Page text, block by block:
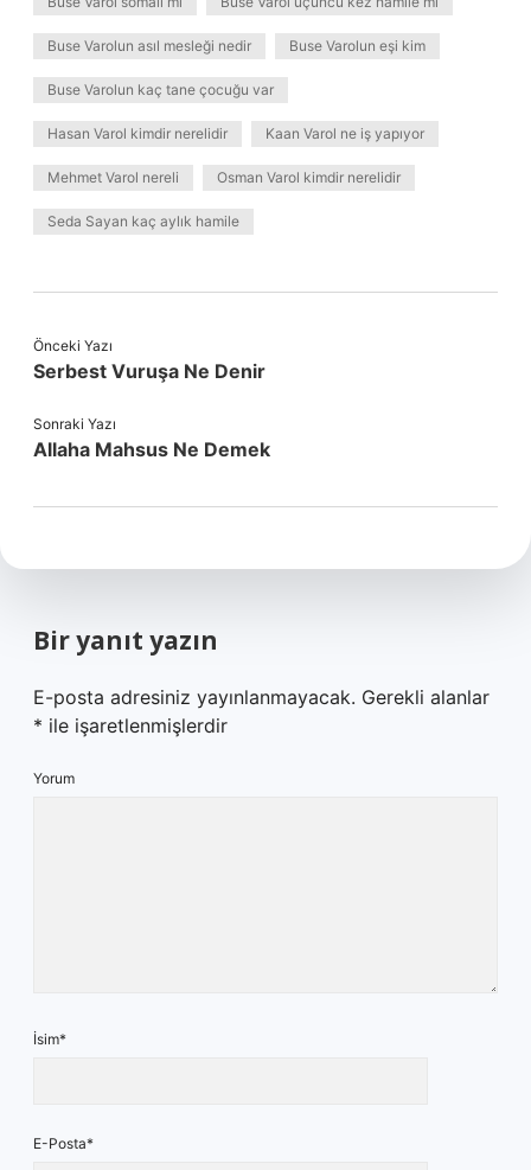
Buse Varolun asıl mesleği nedir Buse Varolun eşi kim
Buse Varolun kaç tane çocuğu var
Hasan Varol kimdir nerelidir Kaan Varol ne iş yapıyor
Mehmet Varol nereli Osman Varol kimdir nerelidir
Seda Sayan kaç aylık hamile
Önceki Yazı
Serbest Vuruşa Ne Denir
Sonraki Yazı
Allaha Mahsus Ne Demek
Bir yanıt yazın
E-posta adresiniz yayınlanmayacak. Gerekli alanlar
* ile işaretlenmişlerdir
Yorum
İsim*
E-Posta*